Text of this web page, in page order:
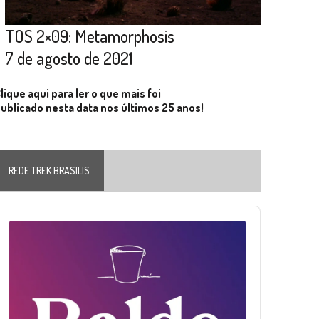
TOS 2×09: Metamorphosis
7 de agosto de 2021
aqui para ler o que mais foi
nesta data nos últimos 25 anos!
REDE TREK BRASILIS
Player